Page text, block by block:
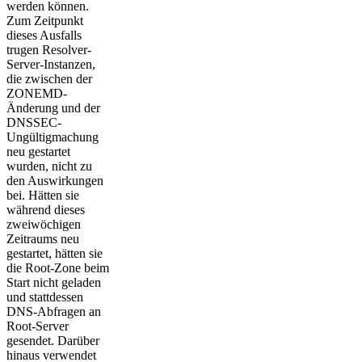
werden können.
Zum Zeitpunkt
dieses Ausfalls
trugen Resolver-
Server-Instanzen,
die zwischen der
ZONEMD-
Änderung und der
DNSSEC-
Ungültigmachung
neu gestartet
wurden, nicht zu
den Auswirkungen
bei. Hätten sie
während dieses
zweiwöchigen
Zeitraums neu
gestartet, hätten sie
die Root-Zone beim
Start nicht geladen
und stattdessen
DNS-Abfragen an
Root-Server
gesendet. Darüber
hinaus verwendet